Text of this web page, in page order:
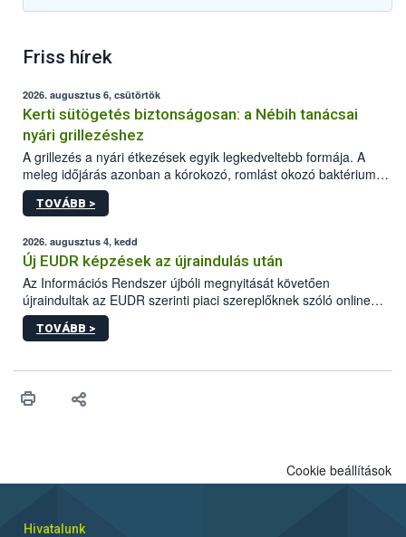
Friss hírek
2026. augusztus 6, csütörtök
Kerti sütögetés biztonságosan: a Nébih tanácsai
nyári grillezéshez
A grillezés a nyári étkezések egyik legkedveltebb formája. A
meleg időjárás azonban a kórokozó, romlást okozó baktériumok
gyorsabb szaporodásának is kedvez. A szabadtéri sütögetés
ezért nem csupán a megfelelő sütési technikáról szól: legalább
higiéniai szabályok betartása, a megfelelő hőkezelés, valamint a
maradékok szakszerű tárolása. A Nemzeti Élelmiszerlánc-
biztonsági Hivatal (Nébih) Oktatási Programja összegyűjtötte a
biztonságos grillezés legfontosabb tudnivalóit.
TOVÁBB >
2026. augusztus 4, kedd
Új EUDR képzések az újraindulás után
Az Információs Rendszer újbóli megnyitását követően
újraindultak az EUDR szerinti piaci szereplőknek szóló online
képzések.
TOVÁBB >
Cookie beállítások
Hivatalunk